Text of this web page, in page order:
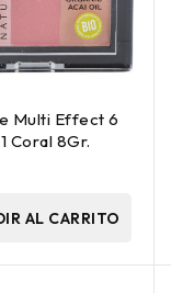
Multi Effect 6
Coral 8Gr.
AL CARRITO